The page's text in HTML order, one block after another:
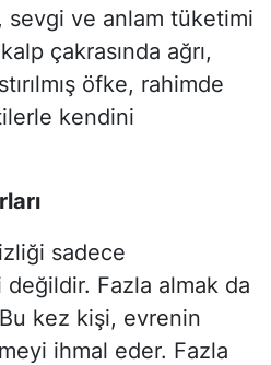
sevgi ve anlam tüketimi
çakrasında ağrı,
öfke, rahimde
kendini
sadece
Fazla almak da
kez kişi, evrenin
ihmal eder. Fazla